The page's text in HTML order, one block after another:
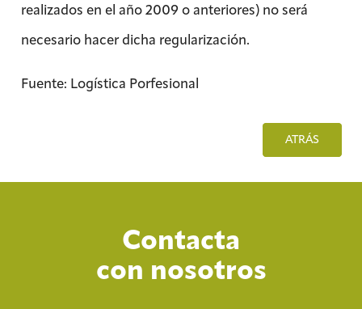
realizados en el año 2009 o anteriores) no será
necesario hacer dicha regularización.
Fuente: Logística Porfesional
ATRÁS
Contacta
con nosotros